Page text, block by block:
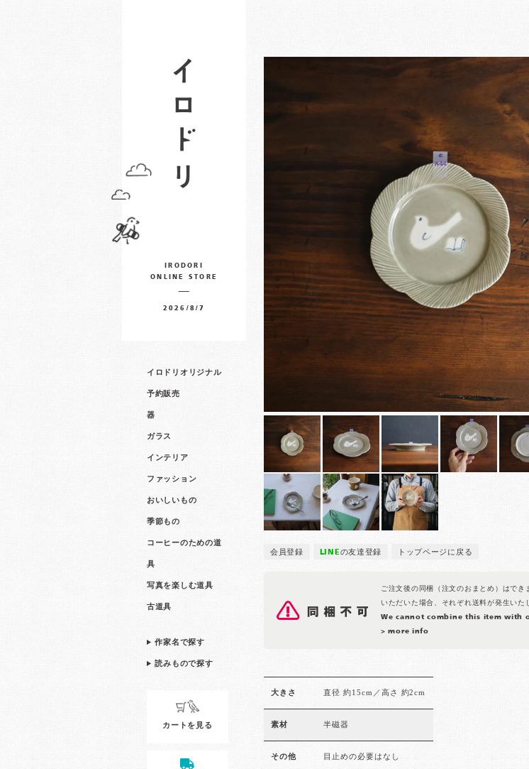
IRODORI
ONLINE STORE
2026/8/7
イロドリオリジナル
予約販売
器
ガラス
インテリア
ファッション
おいしいもの
季節もの
コーヒーのための道
具
写真を楽しむ道具
古道具
作家名で探す
読みもので探す
カートを見る
会員登録 LINEの友達登録 トップページに戻る
ご注文後の同梱（注文のおまとめ）はでき
いただいた場合、それぞれ送料が発生いた
We cannot combine this item with
> more info
大きさ 直径 約15cm／高さ 約2cm
素材 半磁器
その他 目止めの必要はなし